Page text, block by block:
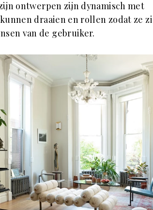
ontwerpen zijn dynamisch met
draaien en rollen zodat ze
van de gebruiker.